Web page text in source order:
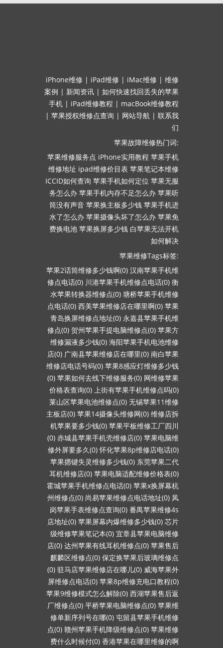
iPhone维修 | iPad维修 | iMac维修 | 维修
案例 | 新闻资讯 | 如何快速找回丢失的苹果
手机 | iPad维修教程 | macBook维修教程
| 苹果授权维修点查询 | 网站导航 | 联系我
们
苹果故障维修热门词:
苹果维修服务点 iPhone实用教程 苹果手机
维修地址 ipad维修价目表 苹果笔记本维修
ICCID如何查询 苹果手机如何定位 苹果无服
务怎么办 苹果手机内存不足怎么办 苹果听
筒没有声音 苹果换主板多少钱 苹果手机进
水了怎么办 苹果摄像头坏了怎么办 苹果免
费换电池 苹果换屏多少钱 白苹果无法开机
如何解决
苹果维修Tags标签:
苹果2话筒维修多少钱啊(0) 汉南苹果手机维
修点电话(0) 川港苹果手机维修点电话(0) 衡
水苹果转换器维修点(0) 塘桥苹果手机维修
点电话(0) 西美苹果维修店在哪里啊(0) 苹果
青岛换屏维修点地址(0) 永嘉县苹果手机维
修点(0) 贺州苹果手提电脑维修点(0) 苹果方
维修漏液多少钱(0) 海阳苹果手机电池维修
店(0) 广南县苹果维修店在哪里(0) 南白苹果
维修店电话号码(0) 苹果8感应灯维修多少钱
(0) 苹果如何去线下维修服务(0) 网维修苹果
价格表查询(0) 上街有苹果手机维修点吗(0)
莱山区苹果电池维修点(0) 无锡苹果11维修
主板店(0) 苹果14摄像头维修网(0) 维修店拆
机苹果要多少钱(0) 苹果平板维修工厂四川
(0) 赤城县苹果手机壳维修店(0) 苹果电脑维
修外屏要多久(0) 怀化苹果8p维修店电话(0)
苹果摁键失灵维修多少钱(0) 东莞苹果二代
耳机维修店(0) 苹果电脑适配维修价格表(0)
霍城苹果手机维修点电话(0) 苹果x换屏幕杭
州维修点(0) 尚易苹果维修点电话地址(0) 凤
岗苹果手表维修点查询(0) 番禺苹果维修4s
店地址(0) 苹果屏幕内爆维修多少钱(0) 芯片
级维修苹果笔记本(0) 宜章县苹果电脑维修
店(0) 达州苹果有线耳机维修点(0) 苹果售后
麒麟区维修点(0) 保定换苹果后玻璃维修点
(0) 驻马店苹果维修店在哪儿(0) 威海苹果外
屏维修点电话(0) 苹果8p维修充电口教程(0)
苹果9维修模式怎么解除(0) 西湖苹果售后返
厂维修点(0) 平桥苹果电脑维修点(0) 苹果维
修单新序列号在哪(0) 屯留县苹果手机维修
点(0) 赣州苹果手机降级维修点(0) 苹果维修
费什么时候付(0) 香港苹果在哪里维修的啊